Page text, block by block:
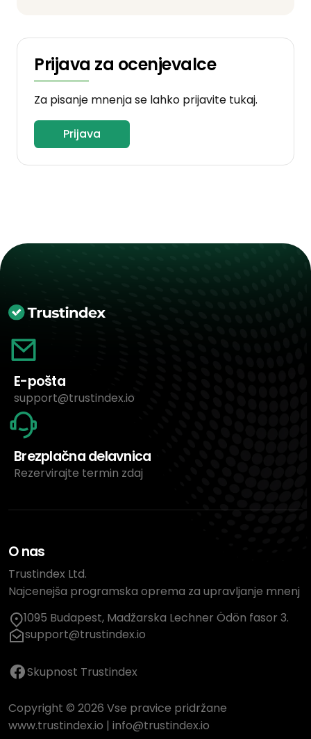
Prijava za ocenjevalce
Za pisanje mnenja se lahko prijavite tukaj.
Prijava
E-pošta
support@trustindex.io
Brezplačna delavnica
Rezervirajte termin zdaj
O nas
Trustindex Ltd.
Najcenejša programska oprema za upravljanje mnenj
1095 Budapest, Madžarska Lechner Ödön fasor 3.
support@trustindex.io
Skupnost Trustindex
Copyright © 2026 Vse pravice pridržane
www.trustindex.io | info@trustindex.io